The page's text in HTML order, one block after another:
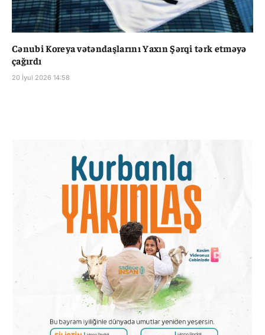
Cənubi Koreya vətəndaşlarını Yaxın Şərqi tərk etməyə
çağırdı
20 İyul 2026 14:58